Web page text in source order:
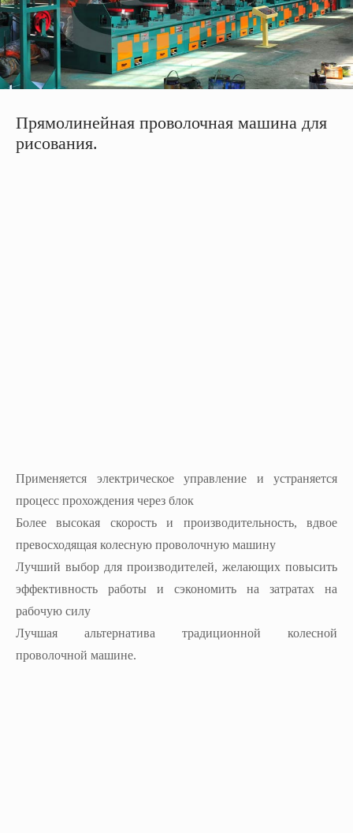
Прямолинейная проволочная машина для
рисования.
Применяется электрическое управление и устраняется
процесс прохождения через блок
Более высокая скорость и производительность, вдвое
превосходящая колесную проволочную машину
Лучший выбор для производителей, желающих повысить
эффективность работы и сэкономить на затратах на
рабочую силу
Лучшая альтернатива традиционной колесной
проволочной машине.